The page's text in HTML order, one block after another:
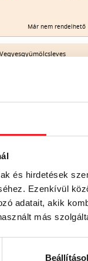
és hirdetések
Ezenkívül
adatait, akik
más
Már nem rendelhető
Vegyesgyümölcsleves
leves (zöldségleves
burgonyagombóccal)
880 FT
Már nem rendelhető